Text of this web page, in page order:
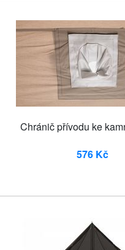
Chránič přívodu ke
576 Kč